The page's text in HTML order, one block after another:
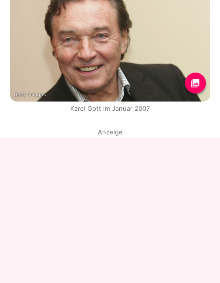
Getty Images
Karel Gott im Januar 2007
Anzeige